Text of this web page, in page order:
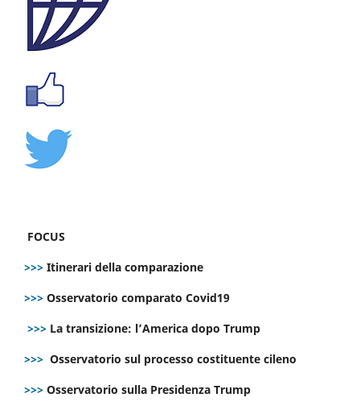
FOCUS
>>> Itinerari della comparazione
>>> Osservatorio comparato Covid19
>>> La transizione: l’America dopo Trump
>>> Osservatorio sul processo costituente cileno
>>> Osservatorio sulla Presidenza Trump